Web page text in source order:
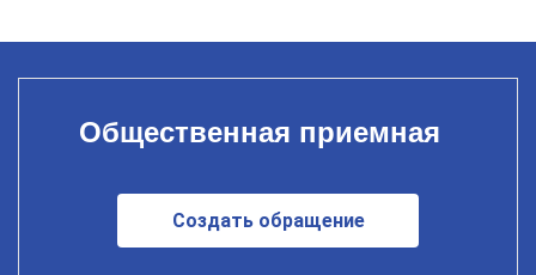
Общественная приемная
Создать обращение